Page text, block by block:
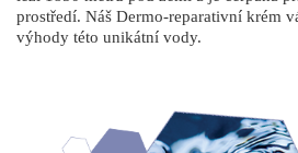
prostředí. Náš Dermo-reparativní krém
výhody této unikátní vody.